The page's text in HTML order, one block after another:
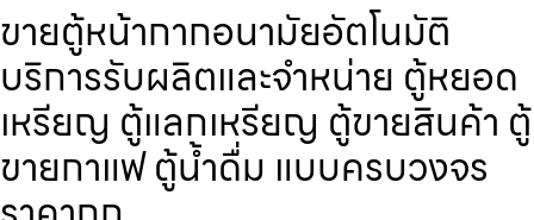
ขายตู้หน้ากากอนามัย​อัตโนมัติ
บริการรับผลิตและจำหน่าย ตู้หยอด
เหรียญ ตู้แลกเหรียญ ตู้ขายสินค้า ตู้
ขายกาแฟ ตู้น้ำดื่ม แบบครบวงจร